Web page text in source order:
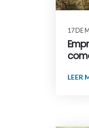
17 DE
LEER